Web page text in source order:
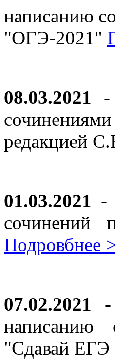
написанию
"ОГЭ-2021"
08.03.2021 -
редакцией
01.03.2021 -
Подровбнее
07.02.2021 -
написанию
"Сдавай ЕГЭ